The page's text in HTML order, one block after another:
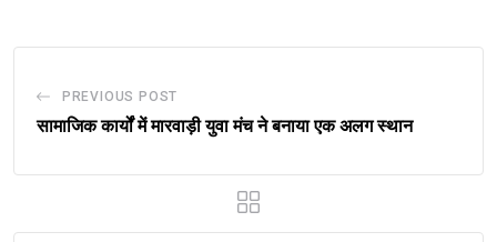
PREVIOUS POST
सामाजिक कार्यों में मारवाड़ी युवा मंच ने बनाया एक अलग स्थान